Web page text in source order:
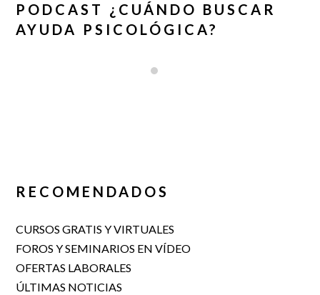
PODCAST ¿CUÁNDO BUSCAR
AYUDA PSICOLÓGICA?
RECOMENDADOS
CURSOS GRATIS Y VIRTUALES
FOROS Y SEMINARIOS EN VÍDEO
OFERTAS LABORALES
ÚLTIMAS NOTICIAS